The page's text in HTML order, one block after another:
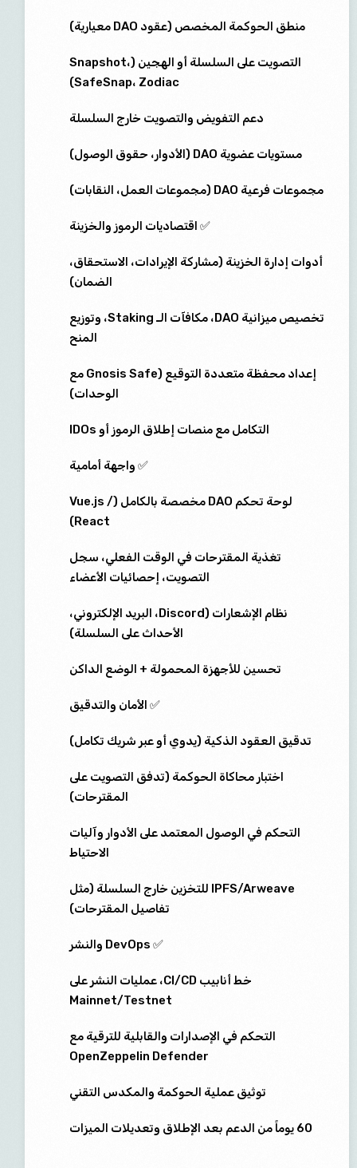
منطق الحوكمة المخصص (عقود DAO معيارية)
التصويت على السلسلة أو الهجين (Snapshot،
SafeSnap، Zodiac)
دعم التفويض والتصويت خارج السلسلة
مستويات عضوية DAO (الأدوار، حقوق الوصول)
مجموعات فرعية DAO (مجموعات العمل، النقابات)
✅ اقتصاديات الرموز والخزينة
أدوات إدارة الخزينة (مشاركة الإيرادات، الاستحقاق،
الضمان)
تخصيص ميزانية DAO، مكافآت الـ Staking، وتوزيع
المنح
إعداد محفظة متعددة التوقيع (Gnosis Safe مع
الوحدات)
التكامل مع منصات إطلاق الرموز أو IDOs
✅ واجهة أمامية
لوحة تحكم DAO مخصصة بالكامل (Vue.js /
React)
تغذية المقترحات في الوقت الفعلي، سجل
التصويت، إحصائيات الأعضاء
نظام الإشعارات (Discord، البريد الإلكتروني،
الأحداث على السلسلة)
تحسين للأجهزة المحمولة + الوضع الداكن
✅ الأمان والتدقيق
تدقيق العقود الذكية (يدوي أو عبر شريك تكامل)
اختبار محاكاة الحوكمة (تدفق التصويت على
المقترحات)
التحكم في الوصول المعتمد على الأدوار وآليات
الاحتياط
IPFS/Arweave للتخزين خارج السلسلة (مثل
تفاصيل المقترحات)
✅ DevOps والنشر
خط أنابيب CI/CD، عمليات النشر على
Mainnet/Testnet
التحكم في الإصدارات والقابلية للترقية مع
OpenZeppelin Defender
توثيق عملية الحوكمة والمكدس التقني
60 يوماً من الدعم بعد الإطلاق وتعديلات الميزات